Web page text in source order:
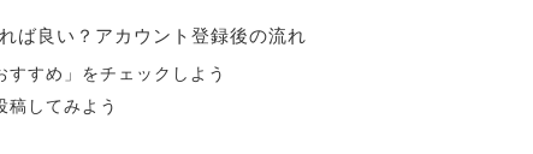
ば良い？アカウント登録後の流れ
すすめ」をチェックしよう
稿してみよう